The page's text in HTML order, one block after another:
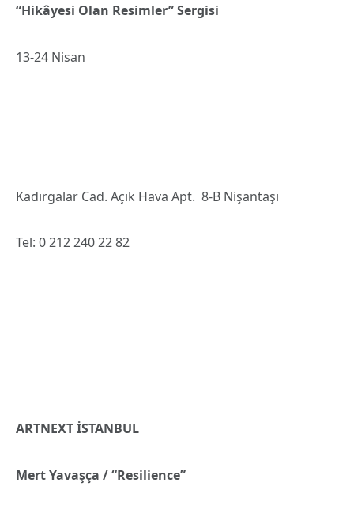
“Hikâyesi Olan Resimler” Sergisi
13-24 Nisan
Kadırgalar Cad. Açık Hava Apt. 8-B Nişantaşı
Tel: 0 212 240 22 82
ARTNEXT İSTANBUL
Mert Yavaşça / “Resilience”